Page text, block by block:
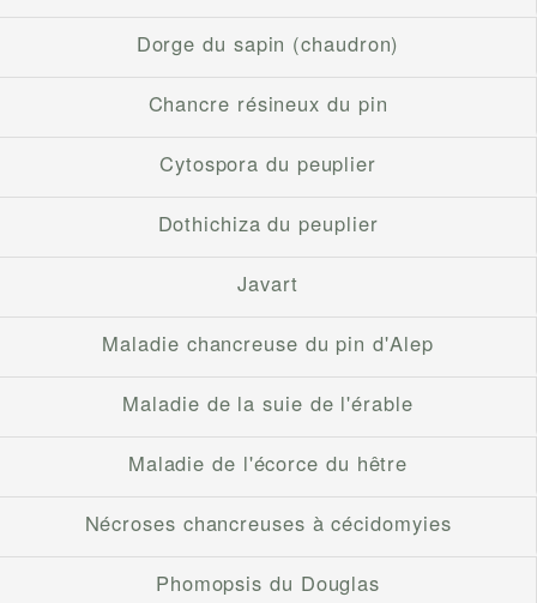
Dorge du sapin (chaudron)
Chancre résineux du pin
Cytospora du peuplier
Dothichiza du peuplier
Javart
Maladie chancreuse du pin d'Alep
Maladie de la suie de l'érable
Maladie de l'écorce du hêtre
Nécroses chancreuses à cécidomyies
Phomopsis du Douglas